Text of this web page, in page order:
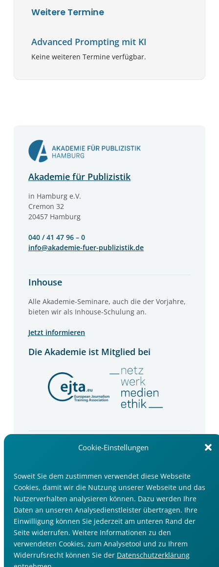
Cookie-Einstellungen
Soweit Sie dem zustimmen verwendet diese Webseite
Cookies, damit wir die Nutzung unserer Webseite und das
Nutzerverhalten analysieren können. Dazu werden Ihre
Daten an unseren Analysedienstleister übertragen. Ihre
Einwilligung können Sie jederzeit am unteren Rand der
Seite widerrufen. Weitere Informationen zu den
verwendeten Cookies, zum Analysetool und zu Ihrem
Widerrufsrecht können Sie der Datenschutzerklärung
Weitere Termine
Advanced Prompting mit KI
Keine weiteren Termine verfügbar.
Akademie für Publizistik
in Hamburg e.V.
Cremon 32
20457 Hamburg
040 / 41 47 96 – 0
info@akademie-fuer-publizistik.de
Inhouse
Alle Akademie-Seminare, auch die der Vorjahre,
bieten wir als Inhouse-Schulung an.
Jetzt informieren
Die Akademie ist Mitglied bei
Newsletter
Jetzt anmelden
Impressum